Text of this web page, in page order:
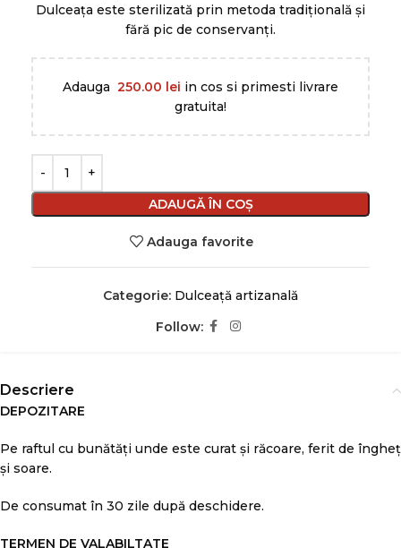
Dulceața este sterilizată prin metoda tradițională și
fără pic de conservanți.
Adauga 250.00 lei in cos si primesti livrare
gratuita!
ADAUGĂ ÎN COȘ
Adauga favorite
Categorie: Dulceață artizanală
Follow:
Descriere
DEPOZITARE
Pe raftul cu bunătăți unde este curat și răcoare, ferit de îngheț
și soare.
De consumat în 30 zile după deschidere.
TERMEN DE VALABILTATE